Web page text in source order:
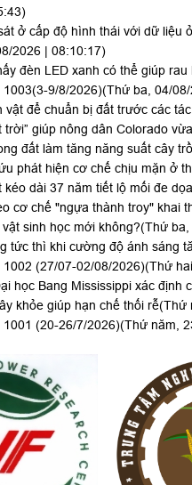
ở cấp độ hình thái với dữ
2026 | 08:10:17)
đèn LED xanh có thể giúp
1003(3-9/8/2026)(Thứ ba, 04/
vật để chuẩn bị đất trước các
trời” giúp nông dân Colorado
đất làm tăng năng suất cây
phát hiện cơ chế chịu mặn ở
dài 37 năm tiết lộ mối đe
cơ chế "ngựa thành troy" khai
sinh học mới không?(Thứ ba,
tức thì khi cường độ ánh sáng
(27/07-02/08/2026)(Thứ
học Bang Mississippi xác định
khỏe giúp hạn chế thối rễ(Thứ
(20-26/7/2026)(Thứ năm,